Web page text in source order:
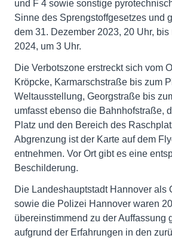
und F 4 sowie sonstige
Sinne des Sprengstoffgesetzes und
dem 31. Dezember 2023, 20 Uhr,
2024, um 3 Uhr.
Die Verbotszone erstreckt sich vom
Kröpcke, Karmarschstraße bis zum
Weltausstellung, Georgstraße bis
umfasst ebenso die Bahnhofstraße,
Platz und den Bereich des
Abgrenzung ist der Karte auf dem
entnehmen. Vor Ort gibt es eine
Beschilderung.
Die Landeshauptstadt Hannover als
sowie die Polizei Hannover waren
übereinstimmend zu der Auffassung
aufgrund der Erfahrungen in den